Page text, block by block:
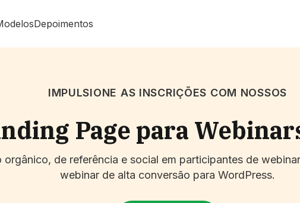
Depoimentos
IMPULSIONE AS INSCRIÇÕES COM NOSSOS
Page para
orgânico, de referência e social em participantes de
webinar de alta conversão para WordPress.